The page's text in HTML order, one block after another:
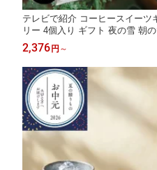
テレビで紹介 コーヒースイー
リー 4個入り ギフト 夜の雪 朝
セット ほろ苦 高級 寒天 美味し
加 無香料 プチギフト スイーツ
夏ギフト
2,376 円 ～